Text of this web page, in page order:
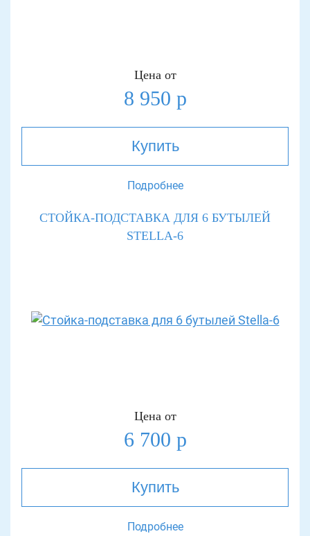
Цена от
8 950 р
Купить
Подробнее
СТОЙКА-ПОДСТАВКА ДЛЯ 6 БУТЫЛЕЙ
STELLA-6
Цена от
6 700 р
Купить
Подробнее